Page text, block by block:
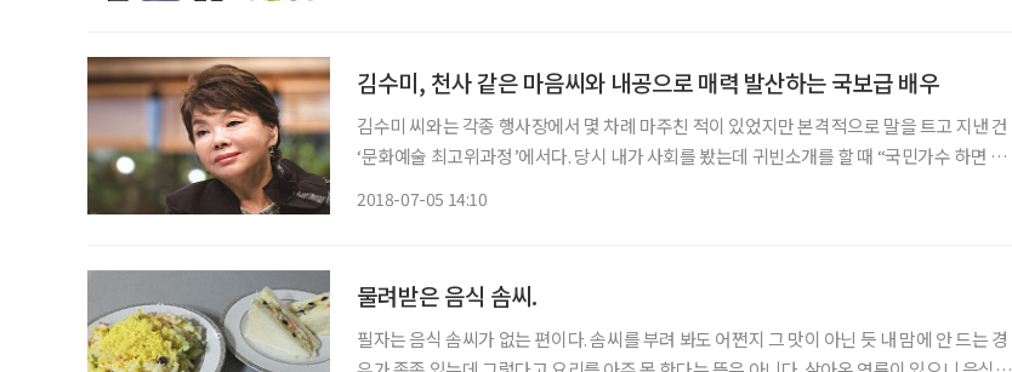
김수미, 천사 같은 마음씨와 내공으로 매력 발산하는 국보급 배우
김수미 씨와는 각종 행사장에서 몇 차례 마주친 적이 있었지만 본격적으로 말을 트고 지낸 건
‘문화예술 최고위과정’에서다. 당시 내가 사회를 봤는데 귀빈소개를 할 때 “국민가수 하면 조
2018-07-05 14:10
물려받은 음식 솜씨.
필자는 음식 솜씨가 없는 편이다. 솜씨를 부려 봐도 어쩐지 그 맛이 아닌 듯 내 맘에 안 드는 경